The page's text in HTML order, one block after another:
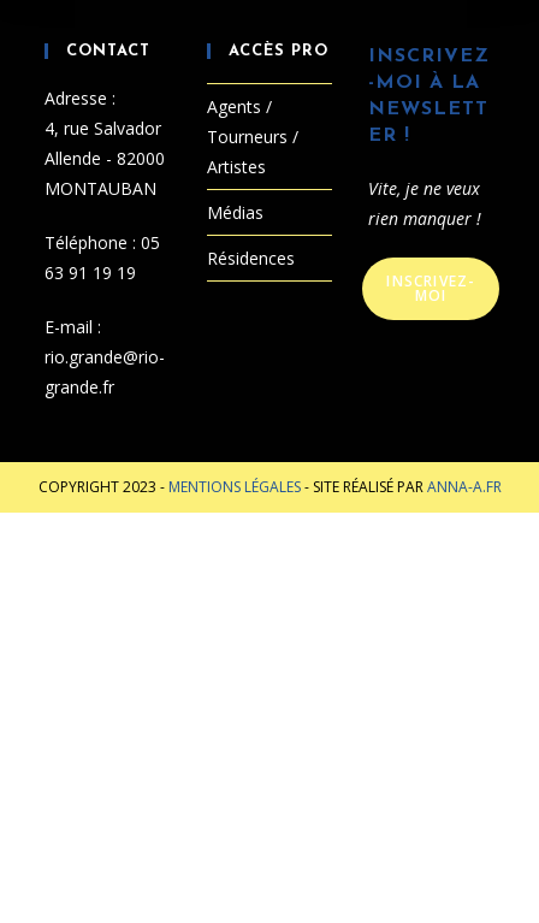
CONTACT
Adresse :
4, rue Salvador
Allende - 82000
MONTAUBAN
Téléphone :05
63 91 19 19
E-mail :
rio.grande@rio-
grande.fr
ACCÈS PRO
Agents /
Tourneurs /
Artistes
Médias
Résidences
INSCRIVEZ
-MOI À LA
NEWSLETT
ER !
Vite, je ne veux
rien manquer !
INSCRIVEZ-
MOI
COPYRIGHT 2023 - MENTIONS LÉGALES- SITE RÉALISÉ PARANNA-A.FR